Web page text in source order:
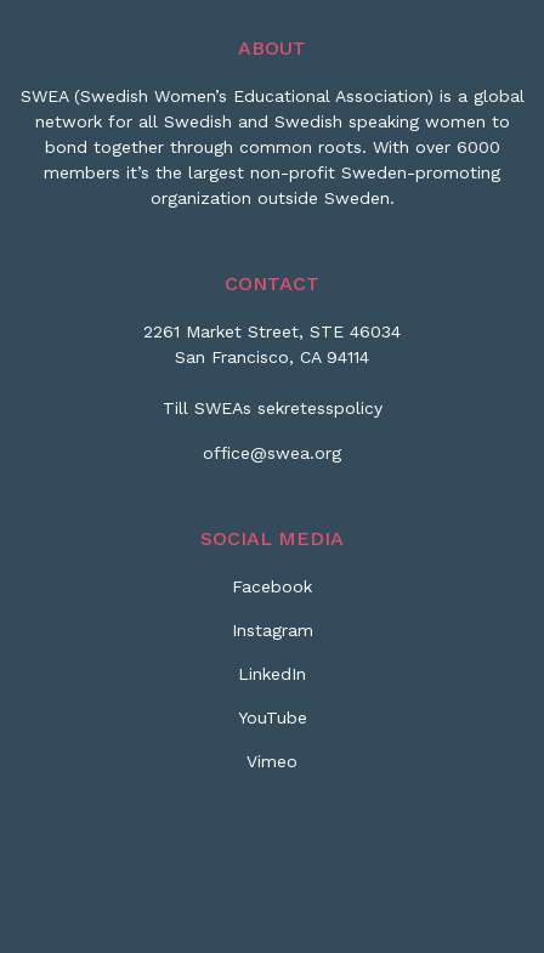
ABOUT
SWEA (Swedish Women’s Educational Association) is a global
network for all Swedish and Swedish speaking women to
bond together through common roots. With over 6000
members it’s the largest non-profit Sweden-promoting
organization outside Sweden.
CONTACT
2261 Market Street, STE 46034
San Francisco, CA 94114
Till SWEAs sekretesspolicy
office@swea.org
SOCIAL MEDIA
Facebook
Instagram
LinkedIn
YouTube
Vimeo